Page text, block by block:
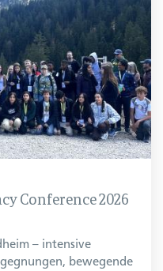
Conference 2026
– intensive
bewegende